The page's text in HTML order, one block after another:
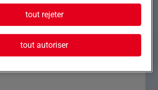
ne ou le diplôme d'éducateur de
est exigé.
tout rejeter
tout autoriser